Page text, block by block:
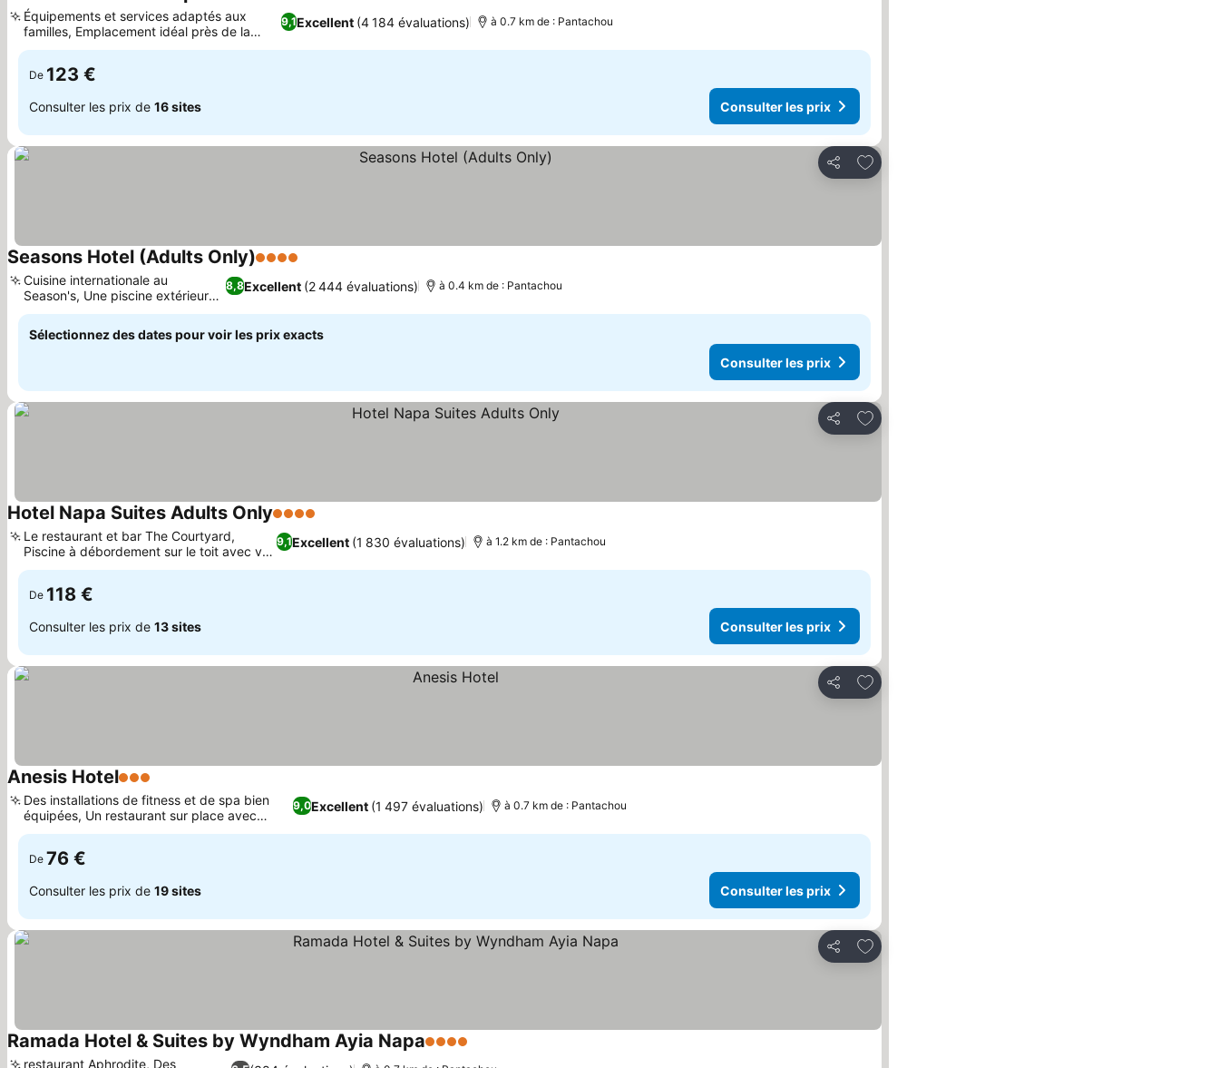
9,1Excellent (4 184 évaluations)
Équipements et services adaptés aux
familles, Emplacement idéal près de la
plage et de la ville
à 0.7 km de : Pantachou
De 123 €
Consulter les prix de 16 sites Consulter les prix
Partager
Ajouter à mes favoris
Seasons Hotel (Adults Only)4 Étoiles
8,8Excellent (2 444 évaluations)
Cuisine internationale au
Season's, Une piscine extérieure
avec bar
à 0.4 km de : Pantachou
Sélectionnez des dates pour voir les prix exacts
Consulter les prix
Partager
Ajouter à mes favoris
Hotel Napa Suites Adults Only4 Étoiles
9,1Excellent (1 830 évaluations)
Le restaurant et bar The Courtyard,
Piscine à débordement sur le toit avec vue
panoramique
à 1.2 km de : Pantachou
De 118 €
Consulter les prix de 13 sites Consulter les prix
Partager
Ajouter à mes favoris
Anesis Hotel3 Étoiles
9,0Excellent (1 497 évaluations)
Des installations de fitness et de spa bien
équipées, Un restaurant sur place avec
cuisine internationale
à 0.7 km de : Pantachou
De 76 €
Consulter les prix de 19 sites Consulter les prix
Partager
Ajouter à mes favoris
Ramada Hotel & Suites by Wyndham Ayia Napa4 Étoiles
restaurant Aphrodite, Des